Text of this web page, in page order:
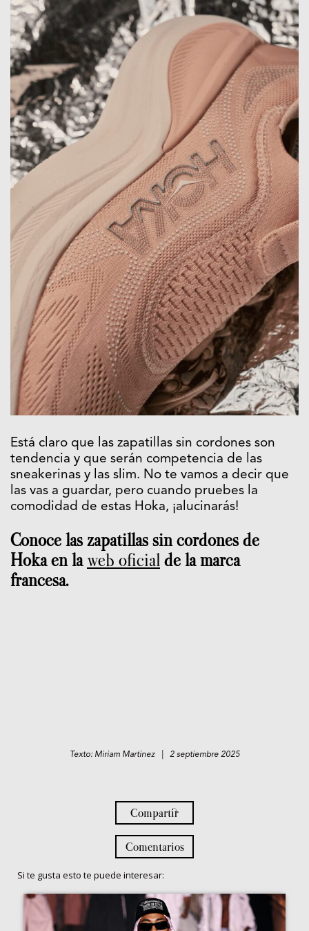
Está claro que las zapatillas sin cordones son
tendencia y que serán competencia de las
sneakerinas y las slim. No te vamos a decir que
las vas a guardar, pero cuando pruebes la
comodidad de estas Hoka, ¡alucinarás!
Conoce las zapatillas sin cordones de
Hoka en laweb oficial de la marca
francesa.
Texto: Miriam Martinez | 2 septiembre 2025
Compartir
Comentarios
Si te gusta esto te puede interesar: